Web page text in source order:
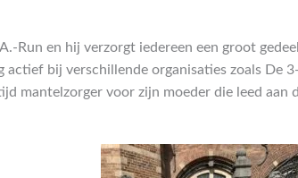
Run en hij verzorgt iedereen een groot
bij verschillende organisaties zoals De
mantelzorger voor zijn moeder die leed aan